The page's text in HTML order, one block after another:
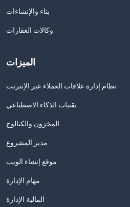
بناء والإنشاءات
وكالات العقارات
الميزات
نظام إدارة علاقات العملاء عبر الإنترنت
تقنيات الذكاء الاصطناعي
المخزون والكتالوج
مدير المشروع
موقع إنشاء الويب
مهام الإدارة
المالية الإدارة